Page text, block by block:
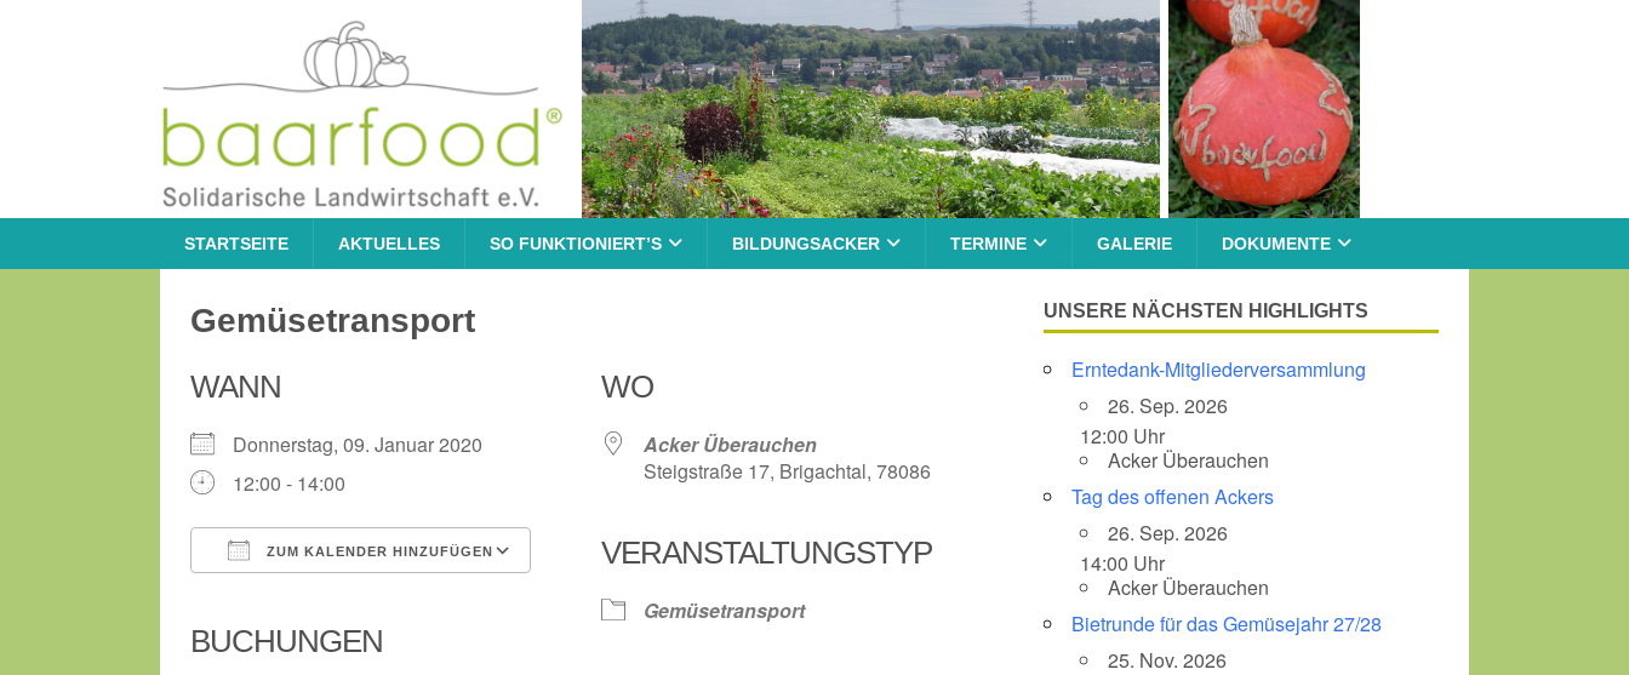
STARTSEITE AKTUELLES SO FUNKTIONIERT’S BILDUNGSACKER TERMINE GALERIE DOKUMENTE
Gemüsetransport
WANN
Donnerstag, 09. Januar 2020
12:00 - 14:00
ZUM KALENDER HINZUFÜGEN
Google Kalender Office 365
BUCHUNGEN
WO
Acker Überauchen
Steigstraße 17, Brigachtal, 78086
VERANSTALTUNGSTYP
Gemüsetransport
UNSERE NÄCHSTEN HIGHLIGHTS
Erntedank-Mitgliederversammlung
26. Sep. 2026
12:00 Uhr
Acker Überauchen
Tag des offenen Ackers
26. Sep. 2026
14:00 Uhr
Acker Überauchen
Bietrunde für das Gemüsejahr 27/28
25. Nov. 2026